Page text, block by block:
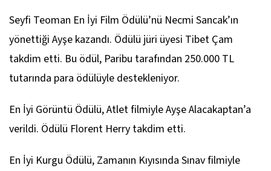
Seyfi Teoman En İyi Film Ödülü’nü Necmi Sancak’ın
yönettiği Ayşe kazandı. Ödülü jüri üyesi Tibet Çam
takdim etti. Bu ödül, Paribu tarafından 250.000 TL
tutarında para ödülüyle destekleniyor.
En İyi Görüntü Ödülü,Atletfilmiyle Ayşe Alacakaptan’a
verildi. Ödülü Florent Herry takdim etti.
En İyi Kurgu Ödülü, Zamanın Kıyısında Sınavfilmiyle